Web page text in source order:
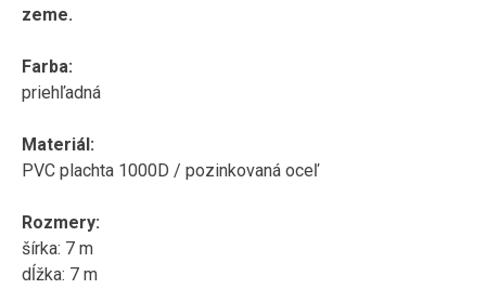
zeme.
Farba:
priehľadná
Materiál:
PVC plachta 1000D / pozinkovaná oceľ
Rozmery:
šírka: 7 m
dĺžka: 7 m